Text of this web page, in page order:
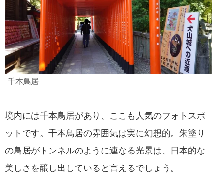
千本鳥居
境内には千本鳥居があり、ここも人気のフォトスポ
ットです。千本鳥居の雰囲気は実に幻想的。朱塗り
の鳥居がトンネルのように連なる光景は、日本的な
美しさを醸し出していると言えるでしょう。